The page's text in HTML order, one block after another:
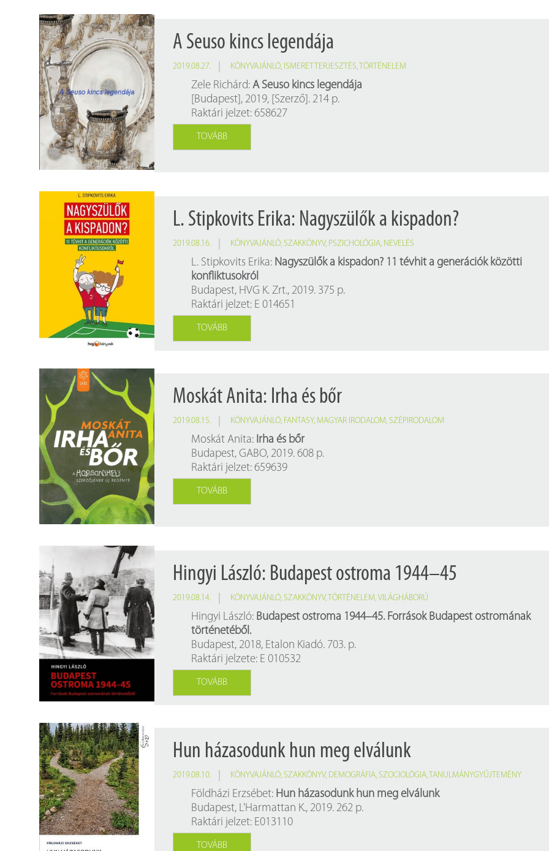
A Seuso kincs legendája
2019.08.27. KÖNYVAJÁNLÓ, ISMERETTERJESZTÉS, TÖRTÉNELEM
Zele Richárd:A Seuso kincs legendája
[Budapest], 2019, [Szerző]. 214 p.
Raktári jelzet: 658627
TOVÁBB
L. Stipkovits Erika: Nagyszülők a kispadon?
2019.08.16. KÖNYVAJÁNLÓ,SZAKKÖNYV, PSZICHOLÓGIA, NEVELÉS
L. Stipkovits Erika: Nagyszülők a kispadon? 11 tévhit a generációk közötti
konfliktusokról
Budapest, HVG K. Zrt., 2019. 375 p.
Raktári jelzet: E 014651
TOVÁBB
Moskát Anita: Irha és bőr
2019.08.15. KÖNYVAJÁNLÓ, FANTASY, MAGYAR IRODALOM,SZÉPIRODALOM
Moskát Anita: Irha és bőr
Budapest, GABO, 2019. 608 p.
Raktári jelzet: 659639
TOVÁBB
Hingyi László: Budapest ostroma 1944–45
2019.08.14. KÖNYVAJÁNLÓ,SZAKKÖNYV, TÖRTÉNELEM,VILÁGHÁBORÚ
Hingyi László: Budapest ostroma 1944–45. Források Budapest ostromának
történetéből.
Budapest, 2018, Etalon Kiadó. 703. p.
Raktári jelzete: E 010532
TOVÁBB
Hun házasodunk hun meg elválunk
2019.08.10. KÖNYVAJÁNLÓ,SZAKKÖNYV, DEMOGRÁFIA,SZOCIOLÓGIA, TANULMÁNYGYŰJTEMÉNY
Földházi Erzsébet: Hun házasodunk hun meg elválunk
Budapest, L'Harmattan K., 2019. 262 p.
Raktári jelzet: E013110
TOVÁBB